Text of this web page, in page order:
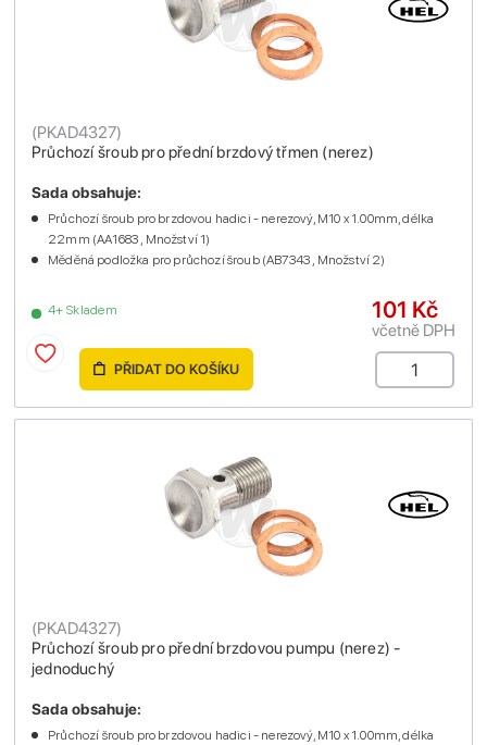
Průchozí šroub pro přední brzdový třmen (nerez)
(PKAD4327)
4+ Skladem
Sada obsahuje:
Průchozí šroub pro brzdovou hadici - nerezový, M10 x 1.00mm, délka
22mm (AA1683 , Množství 1)
Měděná podložka pro průchozí šroub (AB7343 , Množství 2)
101 Kč
včetně DPH
PŘIDAT DO KOŠÍKU
Průchozí šroub pro přední brzdovou pumpu (nerez) -
jednoduchý
(PKAD4327)
Sada obsahuje:
Průchozí šroub pro brzdovou hadici - nerezový, M10 x 1.00mm, délka